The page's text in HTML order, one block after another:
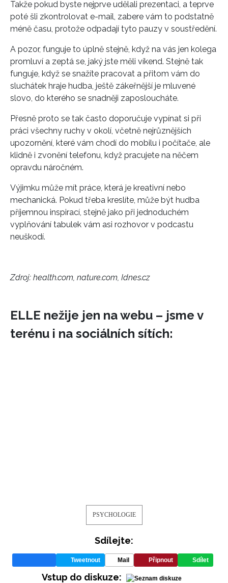
INFORMACE
REDAKCE
Takže pokud byste nejprve udělali prezentaci, a teprve
poté šli zkontrolovat e-mail, zabere vám to podstatně
méně času, protože odpadají tyto pauzy v soustředění.
A pozor, funguje to úplně stejně, když na vás jen kolega
promluví a zeptá se, jaký jste měli víkend. Stejně tak
funguje, když se snažíte pracovat a přitom vám do
sluchátek hraje hudba, ještě zákeřnější je mluvené
slovo, do kterého se snadněji zaposloucháte.
Přesně proto se tak často doporučuje vypínat si při
práci všechny ruchy v okolí, včetně nejrůznějších
upozornění, které vám chodí do mobilu i počítače, ale
klidně i zvonění telefonu, když pracujete na něčem
opravdu náročném.
Výjimku může mít práce, která je kreativní nebo
mechanická. Pokud třeba kreslíte, může být hudba
příjemnou inspirací, stejně jako při jednoduchém
vyplňování tabulek vám asi rozhovor v podcastu
neuškodí.
Zdroj: health.com, nature.com, Idnes.cz
ELLE nežije jen na webu – jsme v
terénu i na sociálních sítích:
PSYCHOLOGIE
Sdílejte:
Tweetnout Mail Připnout Sdílet
Vstup do diskuze: